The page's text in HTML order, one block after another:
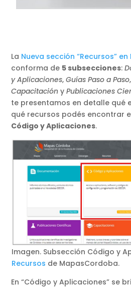
La Nueva sección “Recursos”
conforma de 5 subsecciones:
y Aplicaciones,Guías Paso a Paso
CapacitaciónyPublicaciones
te presentamos en detalle qué
qué recursos podés encontrar
Código y Aplicaciones.
Imagen. Subsección Código y
Recursos de MapasCordoba.
En “Código y Aplicaciones” se